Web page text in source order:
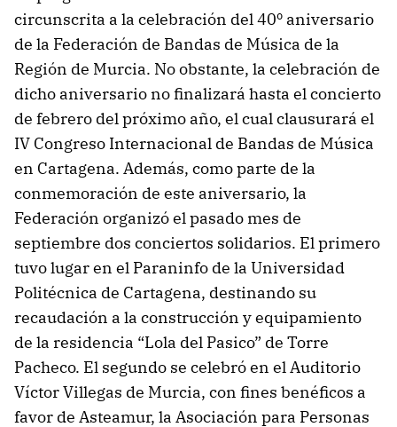
circunscrita a la celebración del 40º aniversario
de la Federación de Bandas de Música de la
Región de Murcia. No obstante, la celebración de
dicho aniversario no finalizará hasta el concierto
de febrero del próximo año, el cual clausurará el
IV Congreso Internacional de Bandas de Música
en Cartagena. Además, como parte de la
conmemoración de este aniversario, la
Federación organizó el pasado mes de
septiembre dos conciertos solidarios. El primero
tuvo lugar en el Paraninfo de la Universidad
Politécnica de Cartagena, destinando su
recaudación a la construcción y equipamiento
de la residencia “Lola del Pasico” de Torre
Pacheco. El segundo se celebró en el Auditorio
Víctor Villegas de Murcia, con fines benéficos a
favor de Asteamur, la Asociación para Personas